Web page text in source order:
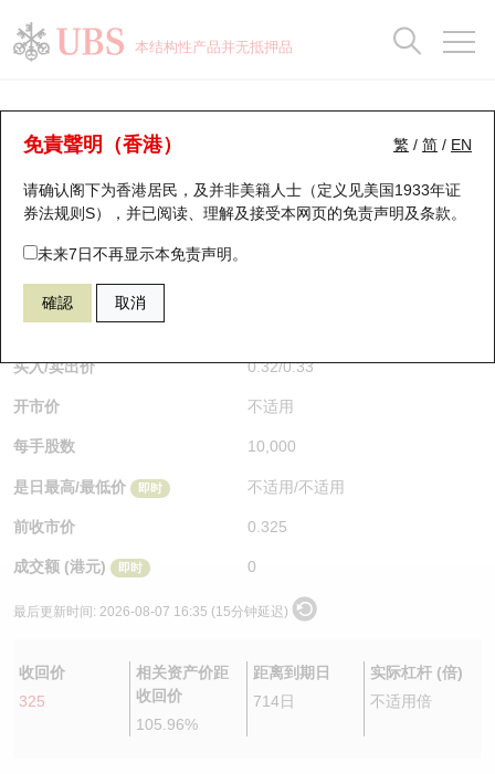
本结构性产品并无抵押品
繁 / 简 / EN
免責聲明（香港）
请确认阁下为香港居民，及并非美籍人士（定义见美国1933年证
券法规则S），并已阅读、理解及接受本网页的免责声明及条款。
未来7日不再显示本免责声明。
確認 取消
牛熊证分析仪
表现 街货统计 比较
54577 瑞银熊证 9992 泡泡玛特
$0.325 即时
买入/卖出价 0.32/0.33
开市价 不适用
每手股数 10,000
是日最高/最低价 即时 不适用/不适用
前收市价 0.325
成交额 (港元) 即时 0
最后更新时间: 2026-08-07 16:35 (15分钟延迟)
收回价
325
相关资产价距
收回价
105.96%
距离到期日
714日
实际杠杆 (倍)
不适用倍
瑞银认股证一览
新发行瑞银认股证
即将到期认股证
认股证到期结算价查找
认股证分析仪
认股证速算机
认股证/牛熊证日志
认股证文件及公告
街货统计
比较
牛熊全景快搜
牛熊证搜寻
牛熊证街货分布图
正股牛熊证列表
新发行瑞银牛熊证
已收回牛熊证剩余价值
牛熊证到期结算价查找
牛熊证分析仪
牛熊证文件及公告
街货统计
比较
十大升幅/跌幅
十大认股证成交分布
十天股证占大市成交
资金流
街货统计
三十大平均引伸波幅
正股分析仪
二十大活跃股份
恒指成份股
国指成份股
科指成份股
相关资产沽空
中资ETFs溢价比较
AH 股价对照
持股比重
显示所有持股比重
每月轮证大市专题
轮证专栏
讲座及教育短片
认股证投资者教育
牛熊证投资者教育
认股证牛熊证常问问题